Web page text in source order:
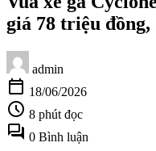
giá 78 triệu
admin
calendar_today 18/06/2026
schedule 8 phút đọc
forum 0 Bình luận